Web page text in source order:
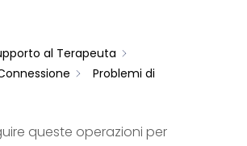
al Terapeuta
Problemi di
queste operazioni per